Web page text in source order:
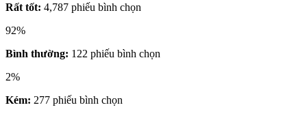
Rất tốt: 4,787 phiếu bình chọn
92%
Bình thường: 122 phiếu bình chọn
2%
Kém: 277 phiếu bình chọn